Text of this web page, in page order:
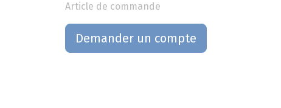
Article de commande
Demander un compte